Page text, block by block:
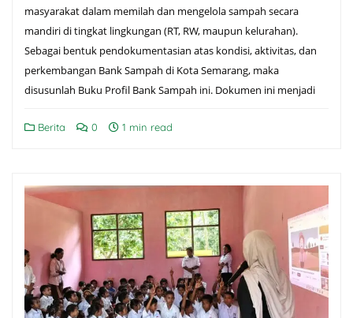
masyarakat dalam memilah dan mengelola sampah secara
mandiri di tingkat lingkungan (RT, RW, maupun kelurahan).
Sebagai bentuk pendokumentasian atas kondisi, aktivitas, dan
perkembangan Bank Sampah di Kota Semarang, maka
disusunlah Buku Profil Bank Sampah ini. Dokumen ini menjadi
Berita 0 1 min read